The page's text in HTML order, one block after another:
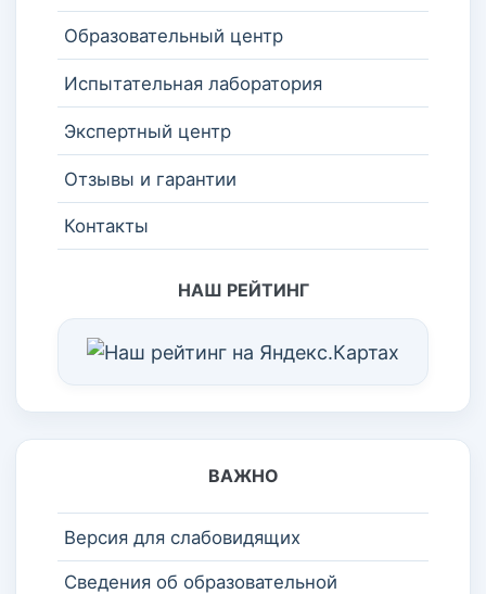
Образовательный центр
Испытательная лаборатория
Экспертный центр
Отзывы и гарантии
Контакты
НАШ РЕЙТИНГ
ВАЖНО
Версия для слабовидящих
Сведения об образовательной